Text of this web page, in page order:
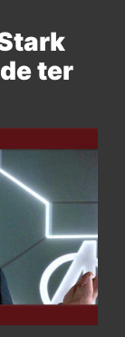
ter